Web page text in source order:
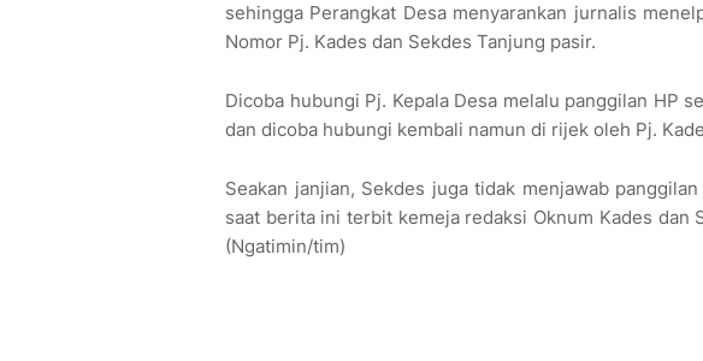
sehingga Perangkat Desa menyarankan jurnalis
Nomor Pj. Kades dan Sekdes Tanjung pasir.
Dicoba hubungi Pj. Kepala Desa melalu panggilan HP
dan dicoba hubungi kembali namun di rijek oleh Pj.
Seakan janjian, Sekdes juga tidak menjawab
saat berita ini terbit kemeja redaksi Oknum Kades dan
(Ngatimin/tim)